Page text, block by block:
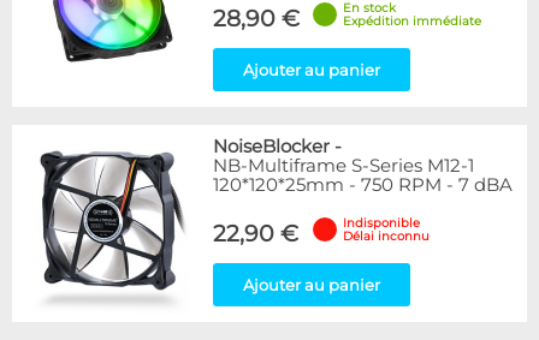
28,90 €
En stock
Expédition immédiate
Ajouter au panier
NoiseBlocker -
NB-Multiframe S-Series M12-1
120*120*25mm - 750 RPM - 7 dBA
22,90 €
Indisponible
Délai inconnu
Ajouter au panier